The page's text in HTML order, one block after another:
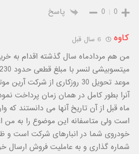
0
0 پاسخ
کاوه
من هم مردادماه سال گذشته اقدام به
موعد تحویل 30 روزکاری از شرکت
آنرا بطور کامل در همان زمان پرداخت
ماه قبل از آن تاریخ آنها می دانستند که
است ولی متاسفانه این موضوع را به من
خودروی شما در انبارهای شرکت است و
شماره گذاری و به عاملیت فروش ارسال